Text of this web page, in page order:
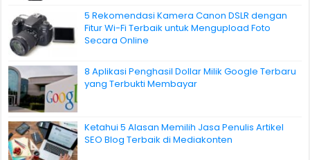
5 Rekomendasi Kamera Canon DSLR dengan
Fitur Wi-Fi Terbaik untuk Mengupload Foto
Secara Online
8 Aplikasi Penghasil Dollar Milik Google Terbaru
yang Terbukti Membayar
Ketahui 5 Alasan Memilih Jasa Penulis Artikel
SEO Blog Terbaik di Mediakonten